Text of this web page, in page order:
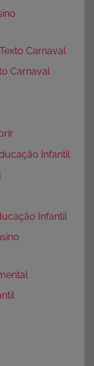
Carnaval
Carnaval
Infantil
Infantil